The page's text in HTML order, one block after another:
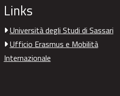
Links
Università degli Studi di Sassari
Ufficio Erasmus e Mobilità
Internazionale